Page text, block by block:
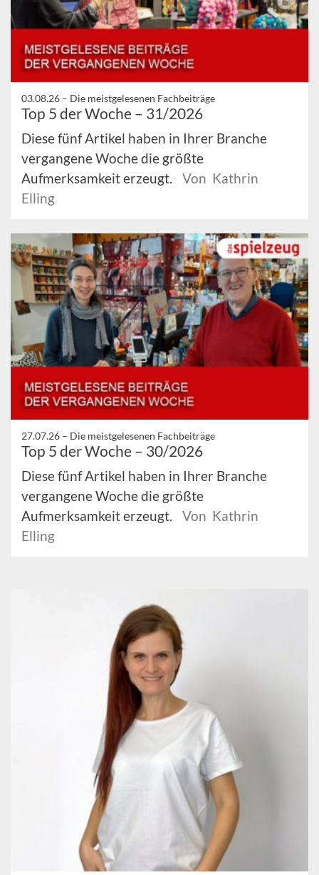
03.08.26 – Die meistgelesenen Fachbeiträge
Top 5 der Woche – 31/2026
Diese fünf Artikel haben in Ihrer Branche
vergangene Woche die größte
Aufmerksamkeit erzeugt.
Von Kathrin
Elling
27.07.26 – Die meistgelesenen Fachbeiträge
Top 5 der Woche – 30/2026
Diese fünf Artikel haben in Ihrer Branche
vergangene Woche die größte
Aufmerksamkeit erzeugt.
Von Kathrin
Elling